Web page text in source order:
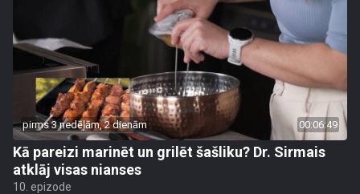
pirms 3 nedēļām, 2 dienām 00:06:49
Kā pareizi marinēt un grilēt šašliku? Dr. Sirmais
atklāj visas nianses
10. epizode